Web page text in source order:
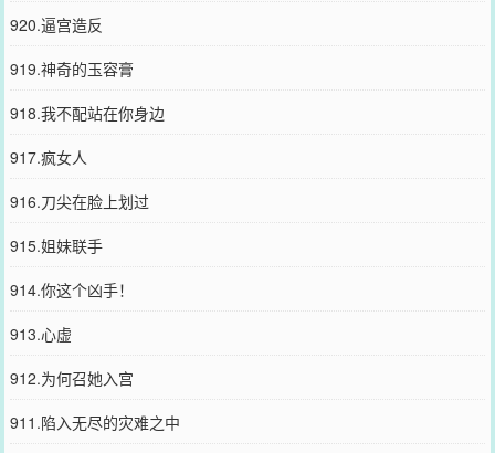
920.逼宫造反
919.神奇的玉容膏
918.我不配站在你身边
917.疯女人
916.刀尖在脸上划过
915.姐妹联手
914.你这个凶手！
913.心虚
912.为何召她入宫
911.陷入无尽的灾难之中